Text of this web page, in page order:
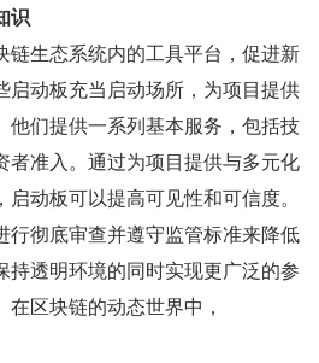
识
链生态系统内的工具平台，促进新
启动板充当启动场所，为项目提供
他们提供一系列基本服务，包括技
者准入。通过为项目提供与多元化
动板可以提高可见性和可信度。
行彻底审查并遵守监管标准来降低
持透明环境的同时实现更广泛的参
区块链的动态世界中，